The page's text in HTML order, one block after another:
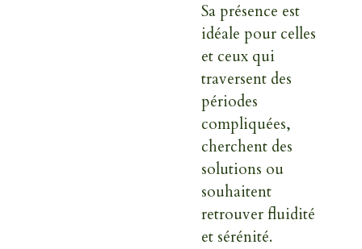
Sa présence est
idéale pour celles
et ceux qui
traversent des
périodes
compliquées,
cherchent des
solutions ou
souhaitent
retrouver fluidité
et sérénité.